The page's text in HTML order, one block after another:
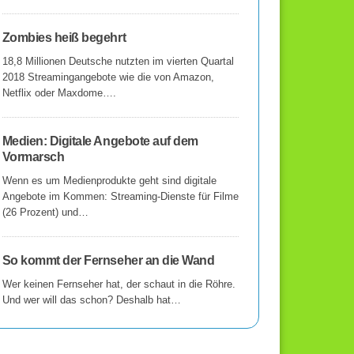
Zombies heiß begehrt
18,8 Millionen Deutsche nutzten im vierten Quartal
2018 Streamingangebote wie die von Amazon,
Netflix oder Maxdome….
Medien: Digitale Angebote auf dem
Vormarsch
Wenn es um Medienprodukte geht sind digitale
Angebote im Kommen: Streaming-Dienste für Filme
(26 Prozent) und…
So kommt der Fernseher an die Wand
Wer keinen Fernseher hat, der schaut in die Röhre.
Und wer will das schon? Deshalb hat…